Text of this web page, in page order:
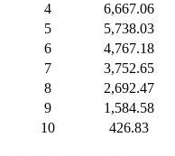
4
6,667.06
5
5,738.03
6
4,767.18
7
3,752.65
8
2,692.47
9
1,584.58
10
426.83